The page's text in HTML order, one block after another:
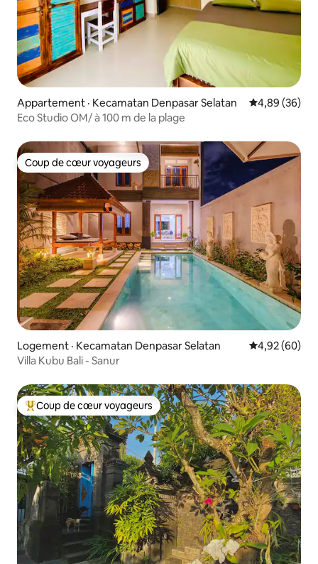
Appartement · Kecamatan Denpasar Selatan Note
4,89 (36)
Eco Studio OM/ à 100 m de la plage
Coup de cœur voyageurs
Coup de cœur voyageurs
Logement · Kecamatan Denpasar Selatan Note
4,92 (60)
Villa Kubu Bali - Sanur
Coup de cœur voyageurs parmi les plus aimés
Coup de cœur voyageurs